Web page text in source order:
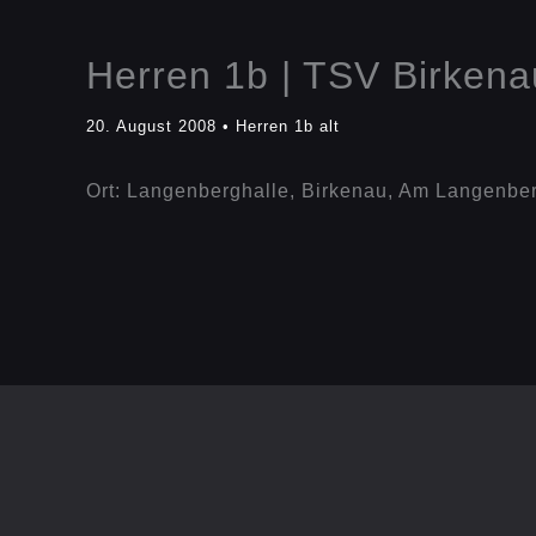
Herren 1b | TSV
20. August 2008 • Herren 1b alt
Ort: Langenberghalle, Birkenau, Am